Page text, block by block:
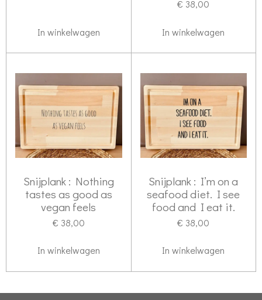
In winkelwagen
€ 38,00
In winkelwagen
Snijplank : Nothing
tastes as good as
vegan feels
€ 38,00
In winkelwagen
Snijplank : I’m on a
seafood diet. I see
food and I eat it.
€ 38,00
In winkelwagen